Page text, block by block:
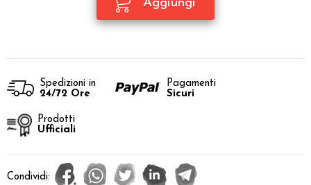
Spedizioni in
24/72 Ore
Pagamenti
Sicuri
Prodotti
Ufficiali
Condividi: